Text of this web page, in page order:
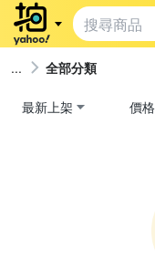
全部分類
最新上架 價格